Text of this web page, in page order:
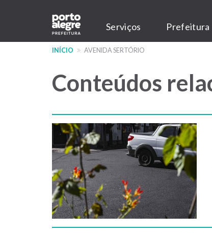
conteúdo
Main
navigation
Serviços Prefeitura
INÍCIO AVENIDA SERTÓRIO
Conteúdos